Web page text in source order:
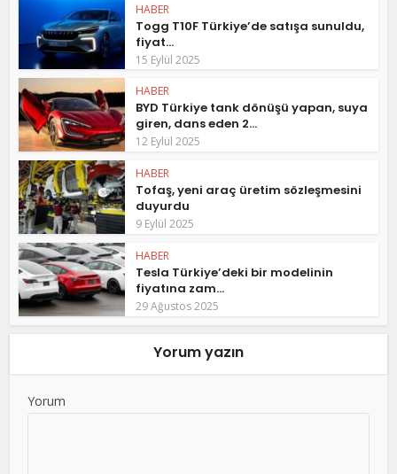
HABER
Togg T10F Türkiye’de satışa sunuldu,
fiyat...
15 Eylül 2025
HABER
BYD Türkiye tank dönüşü yapan, suya
giren, dans eden 2...
12 Eylül 2025
HABER
Tofaş, yeni araç üretim sözleşmesini
duyurdu
9 Eylül 2025
HABER
Tesla Türkiye’deki bir modelinin
fiyatına zam...
29 Ağustos 2025
Yorum yazın
Yorum